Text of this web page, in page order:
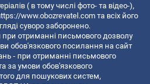
( в тому числі фото- та відео-),
www.obozrevatel.com та всіх його
суворо заборонено.
отриманні письмового дозволу
обов'язкового посилання на сайт
- при отриманні письмового
за умови обов'язкового
для пошукових систем,